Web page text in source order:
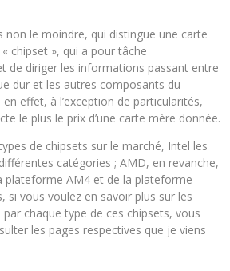
non le moindre, qui distingue une carte
chipset », qui a pour tâche
de diriger les informations passant entre
dur et les autres composants du
effet, à l’exception de particularités,
le plus le prix d’une carte mère donnée.
de chipsets sur le marché, Intel les
catégories ; AMD, en revanche,
plateforme AM4 et de la plateforme
si vous voulez en savoir plus sur les
chaque type de ces chipsets, vous
les pages respectives que je viens